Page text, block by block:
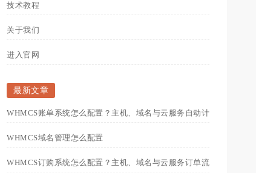
技术教程
关于我们
进入官网
最新文章
WHMCS账单系统怎么配置？主机、域名与云服务自动计
费指南
WHMCS域名管理怎么配置
WHMCS订购系统怎么配置？主机、域名与云服务订单流